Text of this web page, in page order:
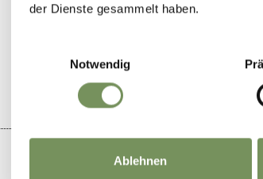
der Dienste gesammelt haben.
Notwendig
Ablehnen